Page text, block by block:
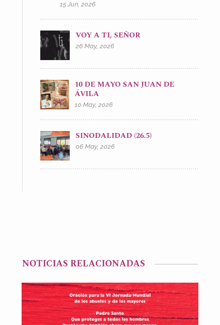
15 Jun, 2026
VOY A TI, SEÑOR
26 May, 2026
10 DE MAYO SAN JUAN DE
ÁVILA
10 May, 2026
SINODALIDAD (26.5)
06 May, 2026
NOTICIAS RELACIONADAS